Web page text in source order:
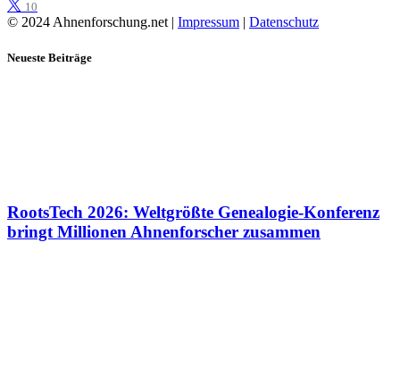
10
© 2024 Ahnenforschung.net | Impressum | Datenschutz
Neueste Beiträge
RootsTech 2026: Weltgrößte Genealogie-Konferenz
bringt Millionen Ahnenforscher zusammen